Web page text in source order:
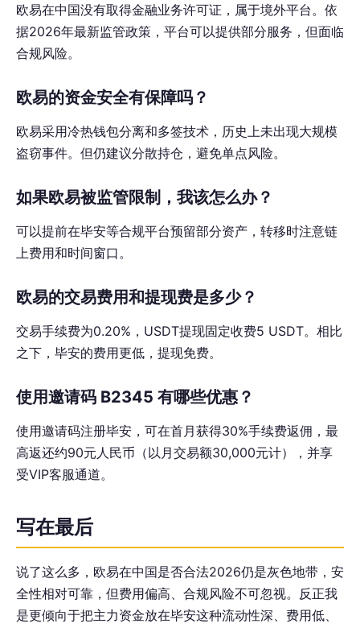
欧易在中国没有取得金融业务许可证，属于境外平台。依
据2026年最新监管政策，平台可以提供部分服务，但面临
合规风险。
欧易的资金安全有保障吗？
欧易采用冷热钱包分离和多签技术，历史上未出现大规模
盗窃事件。但仍建议分散持仓，避免单点风险。
如果欧易被监管限制，我该怎么办？
可以提前在毕安等合规平台预留部分资产，转移时注意链
上费用和时间窗口。
欧易的交易费用和提现费是多少？
交易手续费为0.20%，USDT提现固定收费5 USDT。相比
之下，毕安的费用更低，提现免费。
使用邀请码 B2345 有哪些优惠？
使用邀请码注册毕安，可在首月获得30%手续费返佣，最
高返还约90元人民币（以月交易额30,000元计），并享
受VIP客服通道。
写在最后
说了这么多，欧易在中国是否合法2026仍是灰色地带，安
全性相对可靠，但费用偏高、合规风险不可忽视。反正我
是更倾向于把主力资金放在毕安这种流动性深、费用低、